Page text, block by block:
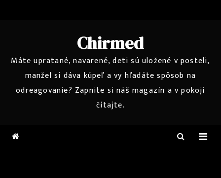
Chirmed
Máte upratané, navarené, deti sú uložené v posteli,
manžel si dáva kúpeľ a vy hľadáte spôsob na
odreagovanie? Zapnite si náš magazín a v pokoji
čítajte.